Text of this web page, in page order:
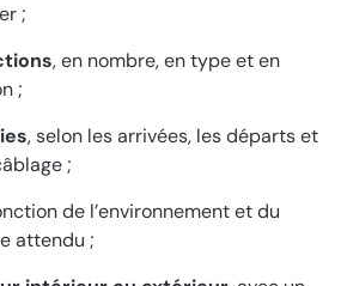
;
, en nombre, en type et en
;
, selon les arrivées, les départs et
;
de l’environnement et du
attendu ;